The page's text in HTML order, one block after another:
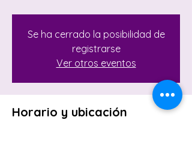
Se ha cerrado la posibilidad de
registrarse
Ver otros eventos
Horario y ubicación